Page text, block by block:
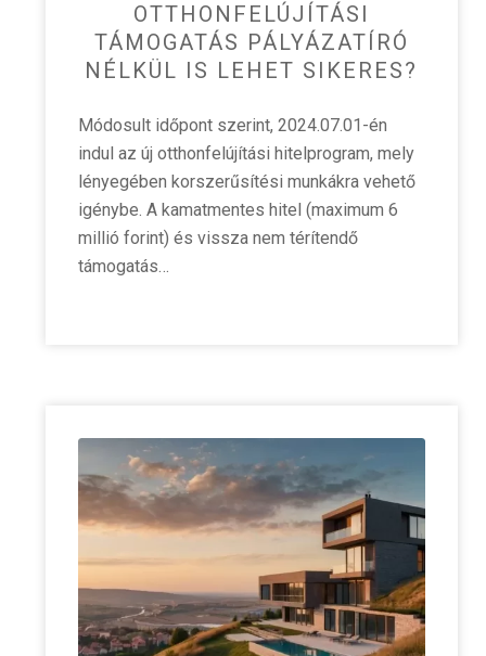
OTTHONFELÚJÍTÁSI
TÁMOGATÁS PÁLYÁZATÍRÓ
NÉLKÜL IS LEHET SIKERES?
Módosult időpont szerint, 2024.07.01-én
indul az új otthonfelújítási hitelprogram, mely
lényegében korszerűsítési munkákra vehető
igénybe. A kamatmentes hitel (maximum 6
millió forint) és vissza nem térítendő
támogatás…